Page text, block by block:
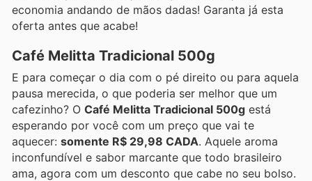
economia andando de mãos dadas! Garanta já esta
oferta antes que acabe!
Café Melitta Tradicional 500g
E para começar o dia com o pé direito ou para aquela
pausa merecida, o que poderia ser melhor que um
cafezinho? O Café Melitta Tradicional 500g está
esperando por você com um preço que vai te
aquecer: somente R$ 29,98 CADA. Aquele aroma
inconfundível e sabor marcante que todo brasileiro
ama, agora com um desconto que cabe no seu bolso.